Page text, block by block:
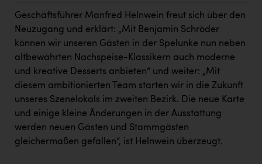
Jesolo
Jane Goodall Institute Austria
Kärcher
Karin Liedl
KEBA
KIWI Kinderwunsch Institut Dr. Loimer
Geschäftsführer Manfred Helnwein freut sich über den
Neuzugang und erklärt: „Mit Benjamin Schröder
können wir unseren Gästen in der Spelunke nun neben
altbewährten Nachspeise-Klassikern auch moderne
und kreative Desserts anbieten“ und weiter: „Mit
diesem ambitionierten Team starten wir in die Zukunft
unseres Szenelokals im zweiten Bezirk. Die neue Karte
und einige kleine Änderungen in der Ausstattung
werden neuen Gästen und Stammgästen
gleichermaßen gefallen“, ist Helnwein überzeugt.